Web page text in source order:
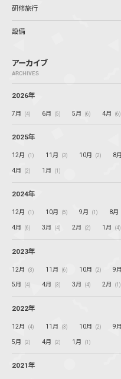
研修旅行
設備
アーカイブ
ARCHIVES
2026年
7月 (4) 6月 (5) 5月 (6) 4月 (6)
2025年
12月 (1) 11月 (3) 10月 (2) 8月
4月 (2) 1月 (1)
2024年
12月 (1) 10月 (5) 9月 (1) 8月
4月 (6) 3月 (4) 2月 (2) 1月 (4)
2023年
12月 (3) 11月 (6) 10月 (2) 9月
5月 (4) 4月 (3) 3月 (4) 2月 (1)
2022年
12月 (4) 11月 (3) 10月 (2) 9月
5月 (2) 4月 (2) 1月 (1)
2021年